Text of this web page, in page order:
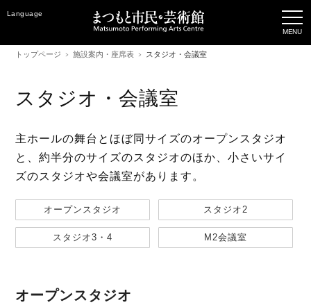
Language
トップページ 施設案内・座席表 スタジオ・会議室
スタジオ・会議室
主ホールの舞台とほぼ同サイズのオープンスタジオ
と、約半分のサイズのスタジオのほか、小さいサイ
ズのスタジオや会議室があります。
オープンスタジオ スタジオ2
スタジオ3・4 M2会議室
オープンスタジオ